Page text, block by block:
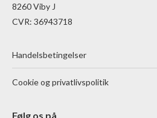
8260 Viby J
CVR: 36943718
Handelsbetingelser
Cookie og privatlivspolitik
Følg os på